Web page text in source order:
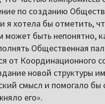
по созданию
я хотела бы отметить,
может быть непонятно,
Общественная
от Координационного
новой структуры
смысл и помогало бы
его».